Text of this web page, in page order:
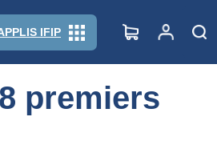
IFIP
premiers